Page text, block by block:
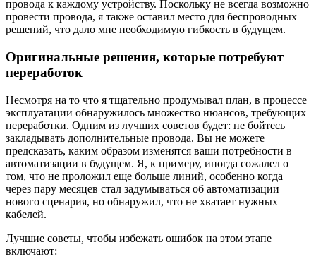
провода к каждому устройству. Поскольку не всегда возможно
провести провода, я также оставил место для беспроводных
решений, что дало мне необходимую гибкость в будущем.
Оригинальные решения, которые потребуют
переработок
Несмотря на то что я тщательно продумывал план, в процессе
эксплуатации обнаружилось множество нюансов, требующих
переработки. Одним из лучших советов будет: не бойтесь
закладывать дополнительные провода. Вы не можете
предсказать, каким образом изменятся ваши потребности в
автоматизации в будущем. Я, к примеру, иногда сожалел о
том, что не проложил еще больше линий, особенно когда
через пару месяцев стал задумываться об автоматизации
нового сценария, но обнаружил, что не хватает нужных
кабелей.
Лучшие советы, чтобы избежать ошибок на этом этапе
включают: